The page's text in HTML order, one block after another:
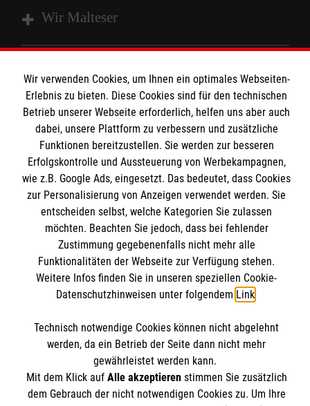
Wir Malteser
Angebote und Leistungen
Unsere Kurse
Mitarbeiten
Wir Malteser
Informationen
Kontakt
Pressestelle
Impressum
Datenschutz
Malteser online
Malteserorden
Malteser Jugend
Malteser International
Sharepoint
Spendenkonto
Empfänger: Malteser Hilfsdienst e.V.
BIC: GENODED 1PA7
Soziale Netzwerke
Der Malteser Hilfsdienst e.V. ist als eingetragene
Wir verwenden Cookies, um Ihnen ein optimales Webseiten-
Erlebnis zu bieten. Diese Cookies sind für den technischen
Betrieb unserer Webseite erforderlich, helfen uns aber auch
dabei, unsere Plattform zu verbessern und zusätzliche
Funktionen bereitzustellen. Sie werden zur besseren
Erfolgskontrolle und Aussteuerung von Werbekampagnen,
wie z.B. Google Ads, eingesetzt. Das bedeutet, dass Cookies
zur Personalisierung von Anzeigen verwendet werden. Sie
entscheiden selbst, welche Kategorien Sie zulassen
möchten. Beachten Sie jedoch, dass bei fehlender
Zustimmung gegebenenfalls nicht mehr alle
Funktionalitäten der Webseite zur Verfügung stehen.
Weitere Infos finden Sie in unseren speziellen Cookie-
Datenschutzhinweisen unter folgendem Link.
Technisch notwendige Cookies können nicht abgelehnt
werden, da ein Betrieb der Seite dann nicht mehr
gewährleistet werden kann.
Mit dem Klick auf Alle akzeptierenstimmen Sie zusätzlich
dem Gebrauch der nicht notwendigen Cookies zu. Um Ihre